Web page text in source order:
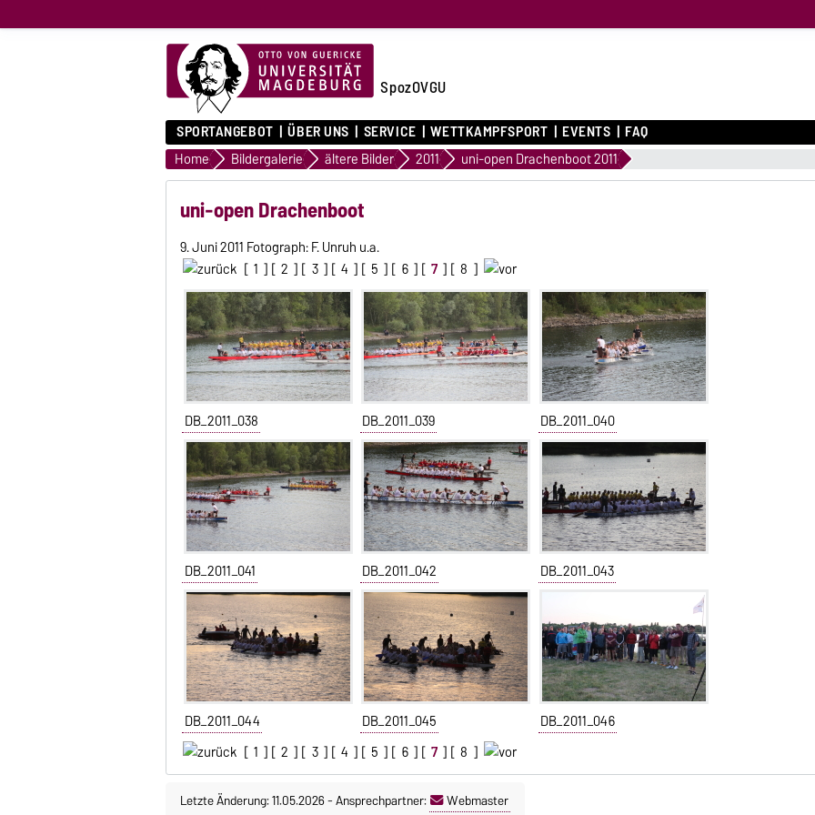
SpozOVGU
SPORTANGEBOT ÜBER UNS SERVICE WETTKAMPFSPORT EVENTS FAQ
Home Bildergalerie ältere Bilder 2011 uni-open Drachenboot 2011
uni-open Drachenboot
9. Juni 2011 Fotograph: F. Unruh u.a.
[ 1 ] [ 2 ] [ 3 ] [ 4 ] [ 5 ] [ 6 ] [ 7 ] [ 8 ]
DB_2011_038 DB_2011_039 DB_2011_040
DB_2011_041 DB_2011_042 DB_2011_043
DB_2011_044 DB_2011_045
DB_2011_046
[ 1 ] [ 2 ] [ 3 ] [ 4 ] [ 5 ] [ 6 ] [ 7 ] [ 8 ]
Letzte Änderung: 11.05.2026-Ansprechpartner: Webmaster